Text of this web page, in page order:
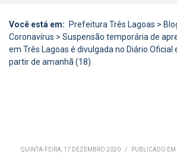
Você está em: Prefeitura Três Lagoas >
Coronavírus > Suspensão temporária de
em Três Lagoas é divulgada no Diário Oficial
partir de amanhã (18)
QUINTA-FEIRA, 17 DEZEMBRO 2020 / PUBLICADO EM